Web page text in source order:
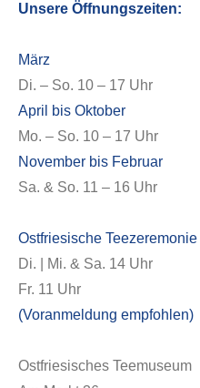
Unsere Öffnungszeiten:
März
Di. – So. 10 – 17 Uhr
April bis Oktober
Mo. – So. 10 – 17 Uhr
November bis Februar
Sa. & So. 11 – 16 Uhr
Ostfriesische Teezeremonie
Di. | Mi. & Sa. 14 Uhr
Fr. 11 Uhr
(Voranmeldung empfohlen)
Ostfriesisches Teemuseum